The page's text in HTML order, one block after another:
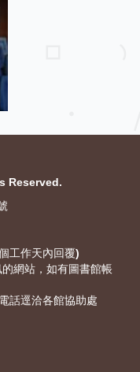
Reserved.
工作天內回覆)
網站，如有圖書館帳
話逕洽各館協助處